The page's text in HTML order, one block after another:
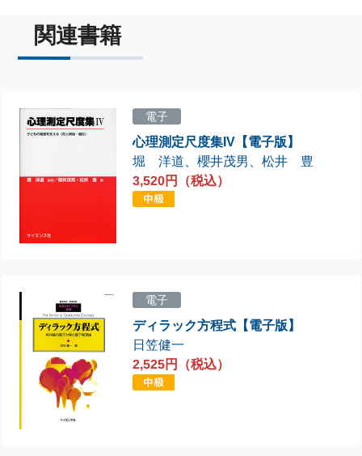
関連書籍
電子
心理測定尺度集IV【電子版】
堀 洋道 、櫻井茂男 、松井 豊
3,520円（税込）
電子
ディラック方程式【電子版】
日笠健一
2,525円（税込）